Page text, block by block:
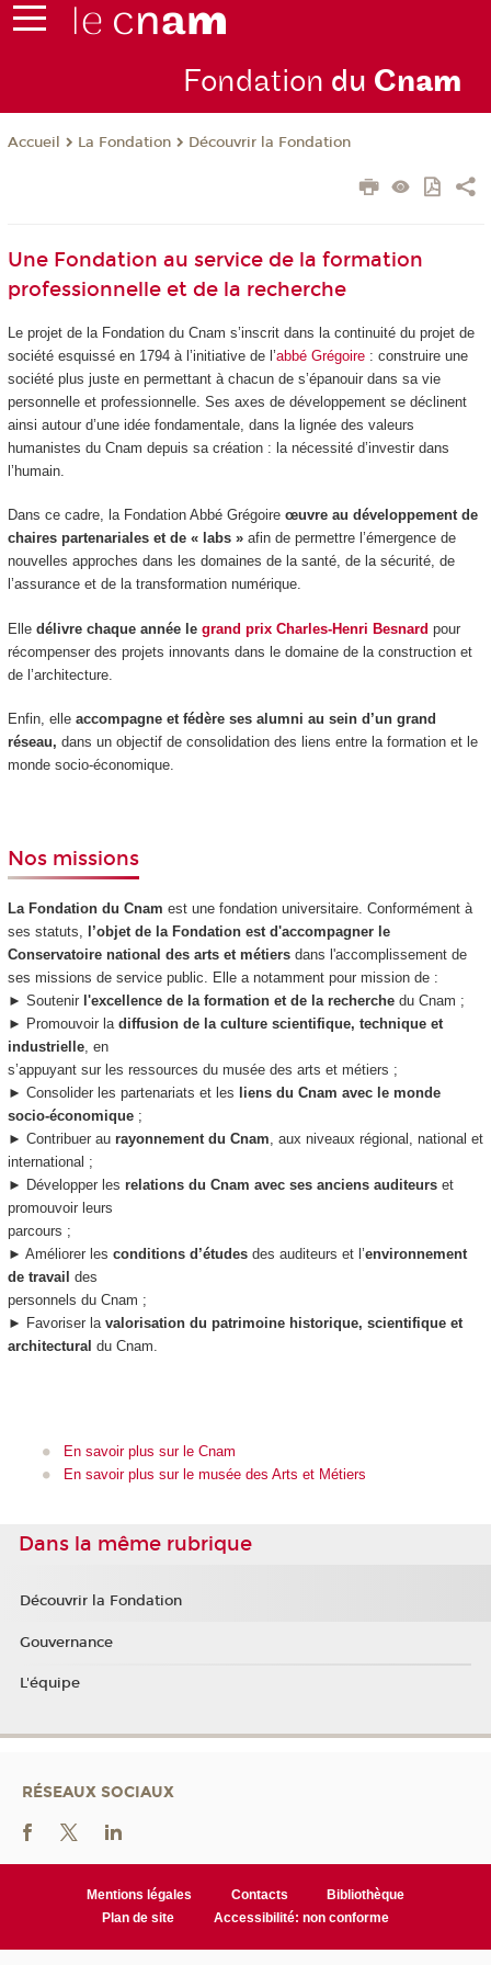
Fondation du Cnam
Accueil La Fondation Découvrir la Fondation
Une Fondation au service de la formation
professionnelle et de la recherche
Le projet de la Fondation du Cnam s’inscrit dans la continuité du projet de
société esquissé en 1794 à l’initiative de l’abbé Grégoire: construire une
société plus juste en permettant à chacun de s’épanouir dans sa vie
personnelle et professionnelle. Ses axes de développement se déclinent
ainsi autour d’une idée fondamentale, dans la lignée des valeurs
humanistes du Cnam depuis sa création : la nécessité d’investir dans
l’humain.
Dans ce cadre, la Fondation Abbé Grégoire œuvre au développement de
chaires partenariales et de « labs »afin de permettre l’émergence de
nouvelles approches dans les domaines de la santé, de la sécurité, de
l’assurance et de la transformation numérique.
Elle délivre chaque année le grand prix Charles-Henri Besnard pour
récompenser des projets innovants dans le domaine de la construction et
de l’architecture.
Enfin, elle accompagne et fédère ses alumni au sein d’un grand
réseau, dans un objectif de consolidation des liens entre la formation et le
monde socio-économique.
Nos missions
La Fondation du Cnam est une fondation universitaire. Conformément à
ses statuts,
l’objet de la Fondation est d'accompagner le
Conservatoire national des arts et métiersdans l'accomplissement de
ses missions de service public. Elle a notamment pour mission de :
► Soutenir l'excellence de la formation et de la recherche du Cnam ;
► Promouvoir la diffusion de la culture scientifique, technique et
industrielle, en
s’appuyant sur les ressources du musée des arts et métiers ;
► Consolider les partenariats et les
liens du Cnam avec le monde
socio-économique;
► Contribuer au rayonnement du Cnam, aux niveaux régional, national et
international ;
► Développer les relations du Cnam avec ses anciens auditeurset
promouvoir leurs
parcours ;
► Améliorer les conditions d’étudesdes auditeurs et l’environnement
de travail des
personnels du Cnam ;
► Favoriser la valorisation du patrimoine historique, scientifique et
architectural du Cnam.
En savoir plus sur le Cnam
En savoir plus sur le musée des Arts et Métiers
Dans la même rubrique
Découvrir la Fondation
Gouvernance
L'équipe
RÉSEAUX SOCIAUX
Mentions légales Contacts
Bibliothèque
Plan de site
Accessibilité: non conforme